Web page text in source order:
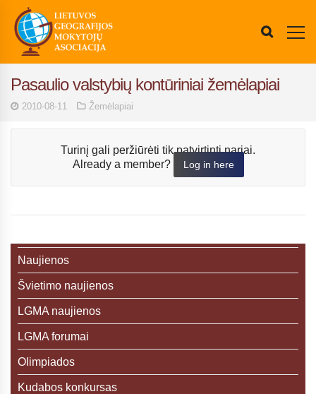
Pasaulio valstybių kontūriniai žemėlapiai
2010-08-11 Žemėlapiai
Turinį gali peržiūrėti tik patvirtinti nariai.
Already a member?
Log in here
Naujienos
Švietimo naujienos
LGMA naujienos
LGMA forumai
Olimpiados
Kudabos konkursas